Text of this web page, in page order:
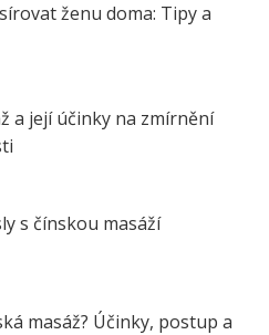
ženu doma: Tipy a
a její účinky na zmírnění
s čínskou masáží
masáž? Účinky, postup a